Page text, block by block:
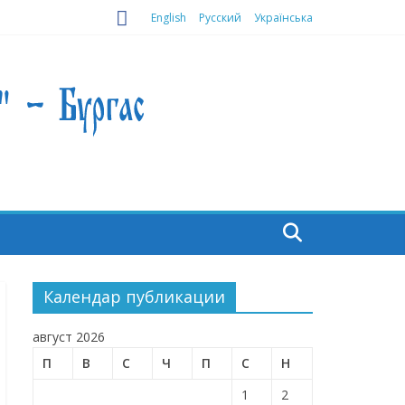
English Русский Українська
Календар публикации
август 2026
П
В С Ч П С
Н
1
2